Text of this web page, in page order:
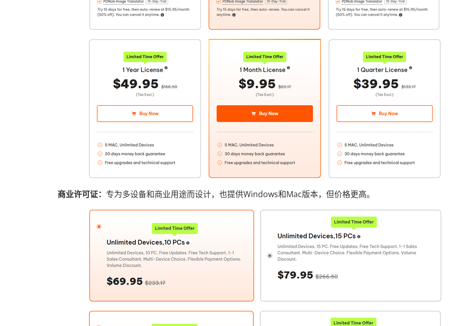
商业许可证： 专为多设备和商业用途而设计，也提供Windows和Mac版本，但价格更高。